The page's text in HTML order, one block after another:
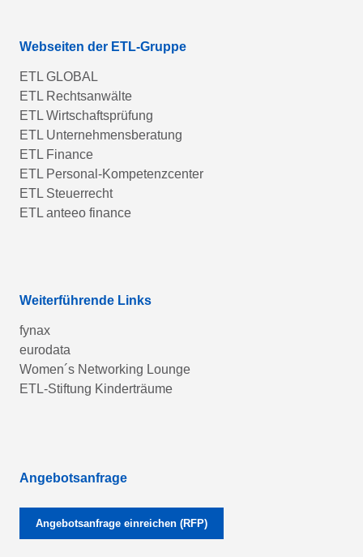
Webseiten der ETL-Gruppe
ETL GLOBAL
ETL Rechtsanwälte
ETL Wirtschaftsprüfung
ETL Unternehmensberatung
ETL Finance
ETL Personal-Kompetenzcenter
ETL Steuerrecht
ETL anteeo finance
Weiterführende Links
fynax
eurodata
Women´s Networking Lounge
ETL-Stiftung Kinderträume
Angebotsanfrage
Angebotsanfrage einreichen (RFP)